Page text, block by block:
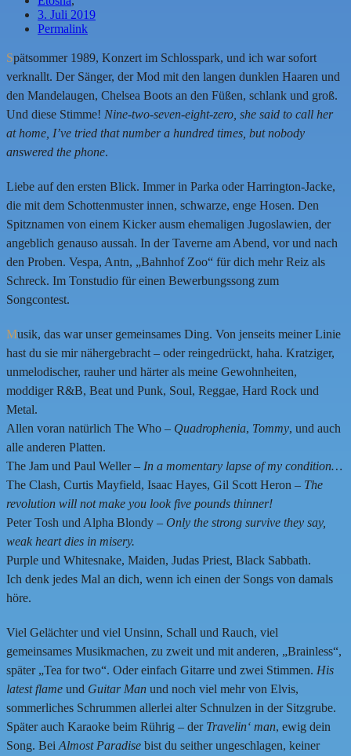
3. Juli 2019
Permalink
Spätsommer 1989, Konzert im Schlosspark, und ich war sofort
verknallt. Der Sänger, der Mod mit den langen dunklen Haaren und
den Mandelaugen, Chelsea Boots an den Füßen, schlank und groß.
Und diese Stimme! Nine-two-seven-eight-zero, she said to call her
at home, I’ve tried that number a hundred times, but nobody
answered the phone.
Liebe auf den ersten Blick. Immer in Parka oder Harrington-Jacke,
die mit dem Schottenmuster innen, schwarze, enge Hosen. Den
Spitznamen von einem Kicker ausm ehemaligen Jugoslawien, der
angeblich genauso aussah. In der Taverne am Abend, vor und nach
den Proben. Vespa, Antn, „Bahnhof Zoo“ für dich mehr Reiz als
Schreck. Im Tonstudio für einen Bewerbungssong zum
Songcontest.
Musik, das war unser gemeinsames Ding. Von jenseits meiner Linie
hast du sie mir nähergebracht – oder reingedrückt, haha. Kratziger,
unmelodischer, rauher und härter als meine Gewohnheiten,
moddiger R&B, Beat und Punk, Soul, Reggae, Hard Rock und
Metal.
Allen voran natürlich The Who – Quadrophenia, Tommy, und auch
alle anderen Platten.
The Jam und Paul Weller – In a momentary lapse of my condition…
The Clash, Curtis Mayfield, Isaac Hayes, Gil Scott Heron – The
revolution will not make you look five pounds thinner!
Peter Tosh und Alpha Blondy – Only the strong survive they say,
weak heart dies in misery.
Purple und Whitesnake, Maiden, Judas Priest, Black Sabbath.
Ich denk jedes Mal an dich, wenn ich einen der Songs von damals
höre.
Viel Gelächter und viel Unsinn, Schall und Rauch, viel
gemeinsames Musikmachen, zu zweit und mit anderen, „Brainless“,
später „Tea for two“. Oder einfach Gitarre und zwei Stimmen. His
latest flame und Guitar Man und noch viel mehr von Elvis,
sommerliches Schrummen allerlei alter Schnulzen in der Sitzgrube.
Später auch Karaoke beim Rührig – der Travelin‘ man, ewig dein
Song. Bei Almost Paradise bist du seither ungeschlagen, keiner